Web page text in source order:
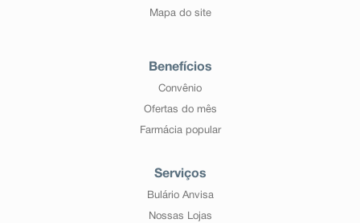
Mapa do site
Benefícios
Convênio
Ofertas do mês
Farmácia popular
Serviços
Bulário Anvisa
Nossas Lojas